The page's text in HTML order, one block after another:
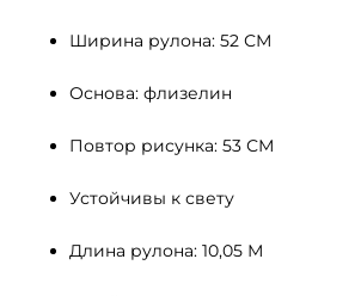
Ширина рулона: 52 СМ
Основа: флизелин
Повтор рисунка: 53 СМ
Устойчивы к свету
Длина рулона: 10,05 М